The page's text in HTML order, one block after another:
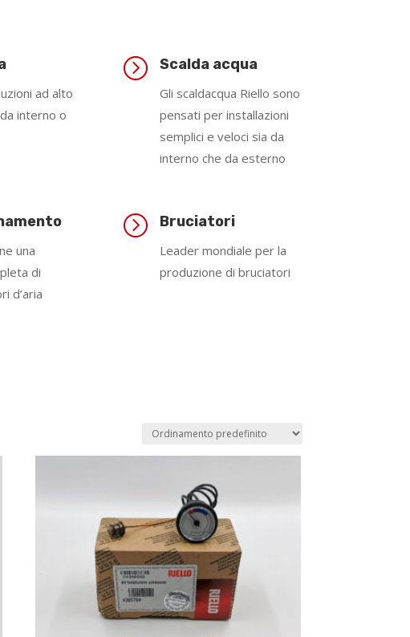
ad alto
interno o
= Scalda acqua
Gli scaldacqua Riello sono
pensati per installazioni
semplici e veloci sia da
interno che da esterno
una
di
d’aria
= Bruciatori
Leader mondiale per la
produzione di bruciatori